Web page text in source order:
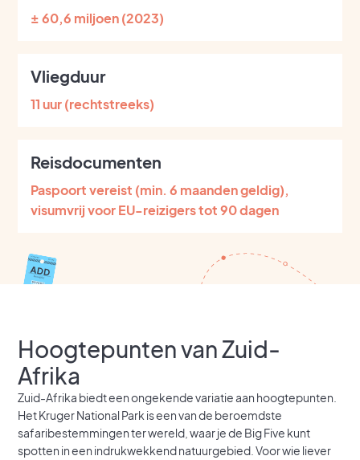
± 60,6 miljoen (2023)
Vliegduur
11 uur (rechtstreeks)
Reisdocumenten
Paspoort vereist (min. 6 maanden geldig),
visumvrij voor EU-reizigers tot 90 dagen
Hoogtepunten van Zuid-
Afrika
Zuid-Afrika biedt een ongekende variatie aan hoogtepunten.
Het Kruger National Park is een van de beroemdste
safaribestemmingen ter wereld, waar je de Big Five kunt
spotten in een indrukwekkend natuurgebied. Voor wie liever